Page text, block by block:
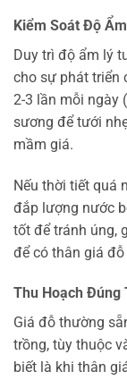
Kiểm Soát Độ
Duy trì độ ẩm lý
cho sự phát triển
2-3 lần mỗi ngày
sương để tưới
mầm giá.
Nếu thời tiết quá
đắp lượng nước
tốt để tránh úng,
để có thân giá
Thu Hoạch Đúng
Giá đỗ thường
trồng, tùy thuộc
biết là khi thân